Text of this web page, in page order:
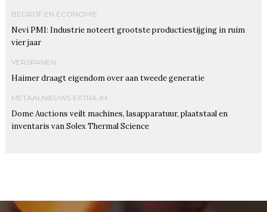
BEDRIJF EN ECONOMIE
Nevi PMI: Industrie noteert grootste productiestijging in ruim
vier jaar
VERSPANEN
Haimer draagt eigendom over aan tweede generatie
METAALNIEUWS EXTRA IM
Dome Auctions veilt machines, lasapparatuur, plaatstaal en
inventaris van Solex Thermal Science